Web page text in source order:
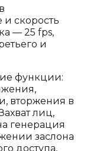
скорость
— 25 fps,
и
функции:
вторжения в
лиц,
генерация
заслона
доступа,